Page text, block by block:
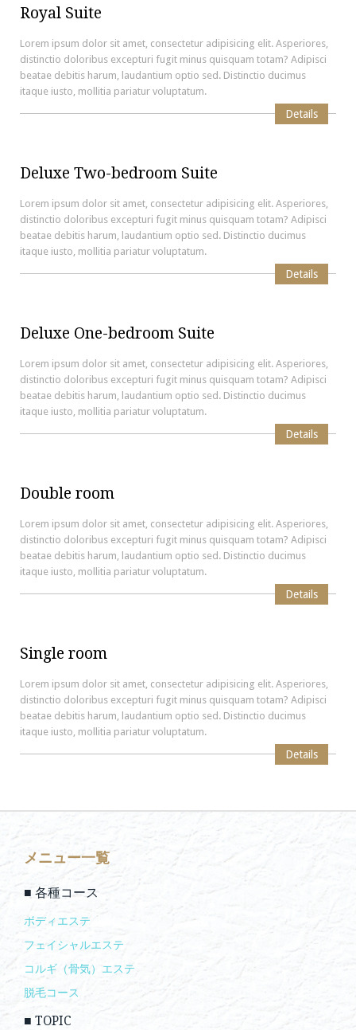
Royal Suite
Lorem ipsum dolor sit amet, consectetur adipisicing elit. Asperiores,
distinctio doloribus excepturi fugit minus quisquam totam? Adipisci
beatae debitis harum, laudantium optio sed. Distinctio ducimus
itaque iusto, mollitia pariatur voluptatum.
Details
Deluxe Two-bedroom Suite
Lorem ipsum dolor sit amet, consectetur adipisicing elit. Asperiores,
distinctio doloribus excepturi fugit minus quisquam totam? Adipisci
beatae debitis harum, laudantium optio sed. Distinctio ducimus
itaque iusto, mollitia pariatur voluptatum.
Details
Deluxe One-bedroom Suite
Lorem ipsum dolor sit amet, consectetur adipisicing elit. Asperiores,
distinctio doloribus excepturi fugit minus quisquam totam? Adipisci
beatae debitis harum, laudantium optio sed. Distinctio ducimus
itaque iusto, mollitia pariatur voluptatum.
Details
Double room
Lorem ipsum dolor sit amet, consectetur adipisicing elit. Asperiores,
distinctio doloribus excepturi fugit minus quisquam totam? Adipisci
beatae debitis harum, laudantium optio sed. Distinctio ducimus
itaque iusto, mollitia pariatur voluptatum.
Details
Single room
Lorem ipsum dolor sit amet, consectetur adipisicing elit. Asperiores,
distinctio doloribus excepturi fugit minus quisquam totam? Adipisci
beatae debitis harum, laudantium optio sed. Distinctio ducimus
itaque iusto, mollitia pariatur voluptatum.
Details
メニュー一覧
■ 各種コース
ボディエステ
フェイシャルエステ
コルギ（骨気）エステ
脱毛コース
■ TOPIC